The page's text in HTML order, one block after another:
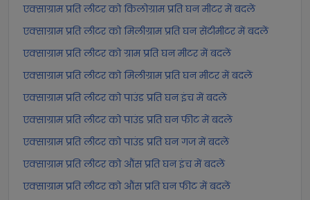
एक्साग्राम प्रति लीटर को किलोग्राम प्रति घन मीटर में बदलें
एक्साग्राम प्रति लीटर को मिलीग्राम प्रति घन सेंटीमीटर में बदलें
एक्साग्राम प्रति लीटर को ग्राम प्रति घन मीटर में बदलें
एक्साग्राम प्रति लीटर को मिलीग्राम प्रति घन मीटर में बदलें
एक्साग्राम प्रति लीटर को पाउंड प्रति घन इंच में बदलें
एक्साग्राम प्रति लीटर को पाउंड प्रति घन फीट में बदलें
एक्साग्राम प्रति लीटर को पाउंड प्रति घन गज में बदलें
एक्साग्राम प्रति लीटर को औंस प्रति घन इंच में बदलें
एक्साग्राम प्रति लीटर को औंस प्रति घन फीट में बदलें